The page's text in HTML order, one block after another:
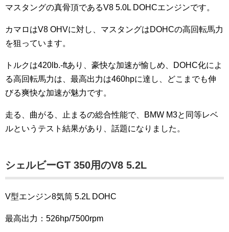
マスタングの真骨頂であるV8 5.0L DOHCエンジンです。
カマロはV8 OHVに対し、マスタングはDOHCの高回転馬力
を狙っています。
トルクは420lb.-ftあり、豪快な加速が愉しめ、DOHC化によ
る高回転馬力は、最高出力は460hpに達し、どこまでも伸
びる爽快な加速が魅力です。
走る、曲がる、止まるの総合性能で、BMW M3と同等レベ
ルというテスト結果があり、話題になりました。
シェルビーGT 350用のV8 5.2L
V型エンジン8気筒 5.2L DOHC
最高出力：526hp/7500rpm